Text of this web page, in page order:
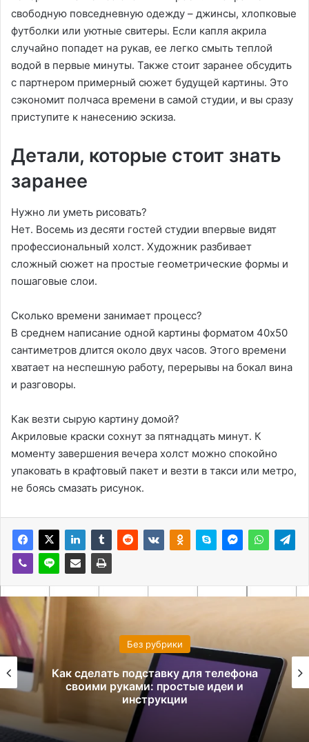
свободную повседневную одежду – джинсы, хлопковые
футболки или уютные свитеры․ Если капля акрила
случайно попадет на рукав, ее легко смыть теплой
водой в первые минуты․ Также стоит заранее обсудить
с партнером примерный сюжет будущей картины․ Это
сэкономит полчаса времени в самой студии, и вы сразу
приступите к нанесению эскиза․
Детали, которые стоит знать
заранее
Нужно ли уметь рисовать?
Нет․ Восемь из десяти гостей студии впервые видят
профессиональный холст․ Художник разбивает
сложный сюжет на простые геометрические формы и
пошаговые слои․
Сколько времени занимает процесс?
В среднем написание одной картины форматом 40х50
сантиметров длится около двух часов․ Этого времени
хватает на неспешную работу, перерывы на бокал вина
и разговоры․
Как везти сырую картину домой?
Акриловые краски сохнут за пятнадцать минут․ К
моменту завершения вечера холст можно спокойно
упаковать в крафтовый пакет и везти в такси или метро,
не боясь смазать рисунок․
Без рубрики
Как сделать подставку для телефона
своими руками: простые идеи и
инструкции